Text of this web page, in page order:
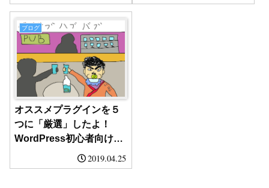
ブログ
オススメプラグインを５
つに「厳選」したよ！
WordPress初心者向け
2019.04.25